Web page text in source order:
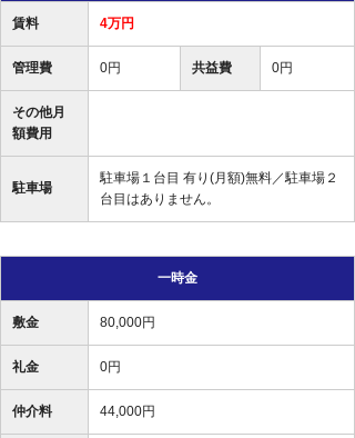
賃料 4万円
管理費 0円 共益費 0円
その他月
額費用
駐車場
駐車場１台目 有り(月額)無料／駐車場２
台目はありません。
一時金
敷金 80,000円
礼金 0円
仲介料 44,000円